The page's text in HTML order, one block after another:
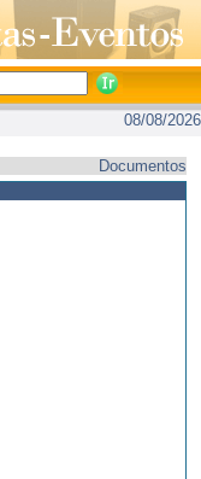
08/08/2026
Documentos